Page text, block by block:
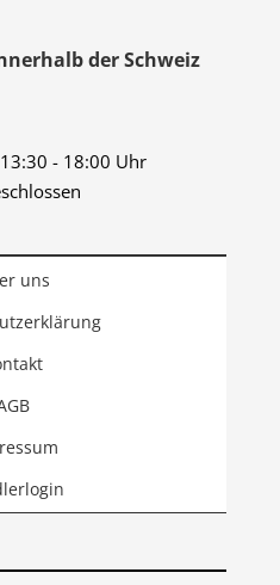
der Schweiz
- 18:00 Uhr
uns